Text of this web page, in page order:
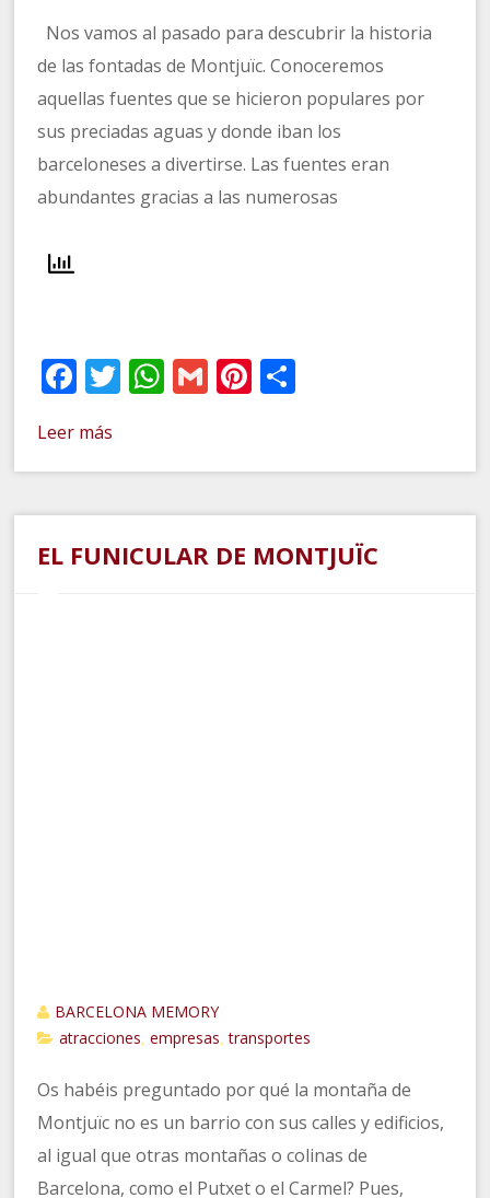
Nos vamos al pasado para descubrir la historia
de las fontadas de Montjuïc. Conoceremos
aquellas fuentes que se hicieron populares por
sus preciadas aguas y donde iban los
barceloneses a divertirse. Las fuentes eran
abundantes gracias a las numerosas
Facebook
Twitter
WhatsApp
GmailPinterest
Leer más
EL FUNICULAR DE MONTJUÏC
BARCELONA MEMORY
atracciones
,empresas ,transportes
Os habéis preguntado por qué la montaña de
Montjuïc no es un barrio con sus calles y edificios,
al igual que otras montañas o colinas de
Barcelona, como el Putxet o el Carmel? Pues,